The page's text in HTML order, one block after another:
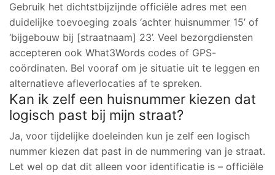
Gebruik het dichtstbijzijnde officiële adres met een
duidelijke toevoeging zoals ‘achter huisnummer 15’ of
‘bijgebouw bij [straatnaam] 23’. Veel bezorgdiensten
accepteren ook What3Words codes of GPS-
coördinaten. Bel vooraf om je situatie uit te leggen en
alternatieve afleverlocaties af te spreken.
Kan ik zelf een huisnummer kiezen dat
logisch past bij mijn straat?
Ja, voor tijdelijke doeleinden kun je zelf een logisch
nummer kiezen dat past in de nummering van je straat.
Let wel op dat dit alleen voor identificatie is – officiële